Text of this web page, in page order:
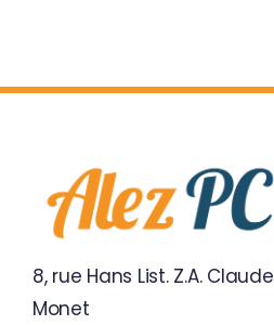
8, rue Hans List. Z.A. Claude
Monet